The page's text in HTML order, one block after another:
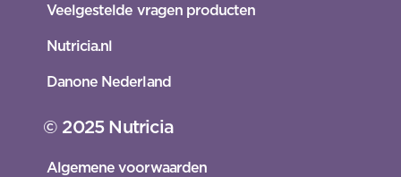
Veelgestelde vragen producten
Nutricia.nl
Danone Nederland
© 2025 Nutricia
Algemene voorwaarden